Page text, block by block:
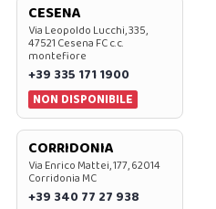
CESENA
Via Leopoldo Lucchi, 335,
47521 Cesena FC c.c.
montefiore
+39 335 171 1900
NON DISPONIBILE
CORRIDONIA
Via Enrico Mattei, 177, 62014
Corridonia MC
+39 340 77 27 938